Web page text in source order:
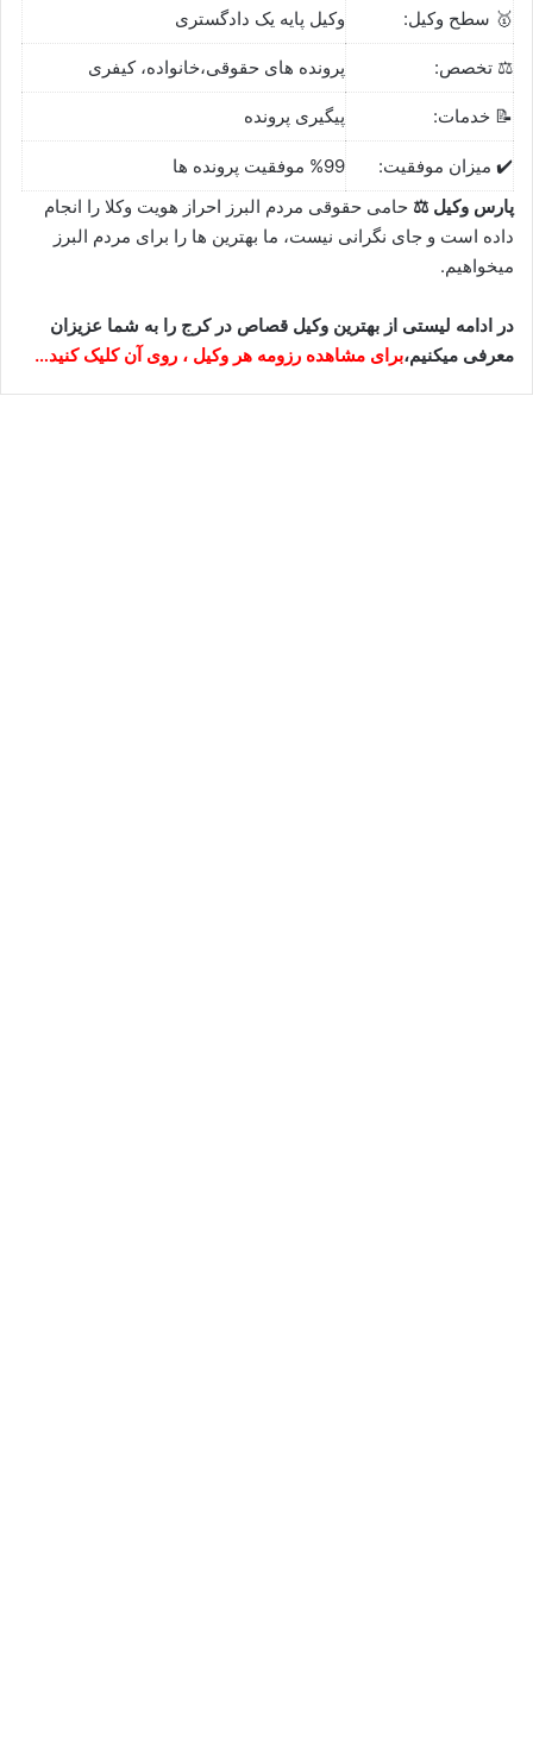
🥇 سطح وکیل: وکیل پایه یک دادگستری
⚖️ تخصص: پرونده های حقوقی،خانواده، کیفری
📝 خدمات: پیگیری پرونده
✔️ میزان موفقیت:
%99 موفقیت پرونده ها
پارس وکیل ⚖ حامی حقوقی مردم البرز احراز هویت وکلا را انجام
داده است و جای نگرانی نیست، ما بهترین ها را برای مردم البرز
میخواهیم.
در ادامه لیستی از بهترین وکیل قصاص در کرج را به شما عزیزان
معرفی میکنیم،برای مشاهده رزومه هر وکیل ، روی آن کلیک کنید…